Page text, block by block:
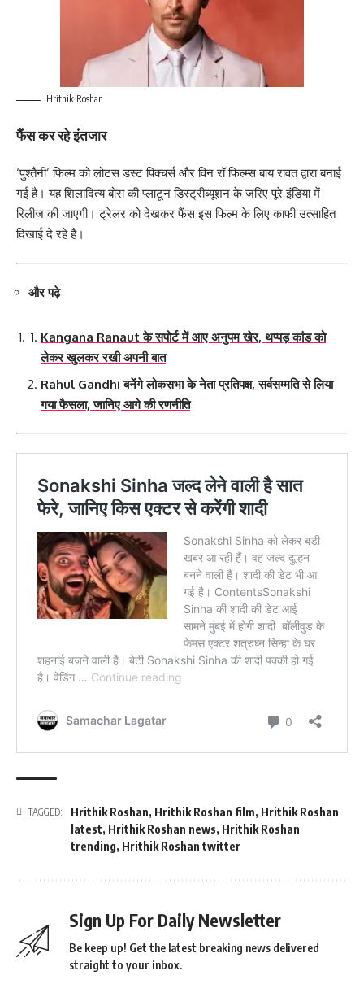
Hrithik Roshan
फैंस कर रहे इंतजार
‘पुश्तैनी’ फिल्म को लोटस डस्ट पिक्चर्स और विन रॉ फिल्म्स बाय रावत द्वारा बनाई
गई है। यह शिलादित्य बोरा की प्लाटून डिस्ट्रीब्यूशन के जरिए पूरे इंडिया में
रिलीज की जाएगी। ट्रेलर को देखकर फैंस इस फिल्म के लिए काफी उत्साहित
दिखाई दे रहे है।
और पढ़े
Kangana Ranaut के सपोर्ट में आए अनुपम खेर, थप्पड़ कांड को
लेकर खुलकर रखी अपनी बात
Rahul Gandhi बनेंगे लोकसभा के नेता प्रतिपक्ष, सर्वसम्मति से लिया
गया फैसला, जानिए आगे की रणनीति
TAGGED: Hrithik Roshan, Hrithik Roshan film, Hrithik Roshan
latest, Hrithik Roshan news, Hrithik Roshan
trending, Hrithik Roshan twitter
Sign Up For Daily Newsletter
Be keep up! Get the latest breaking news delivered
straight to your inbox.